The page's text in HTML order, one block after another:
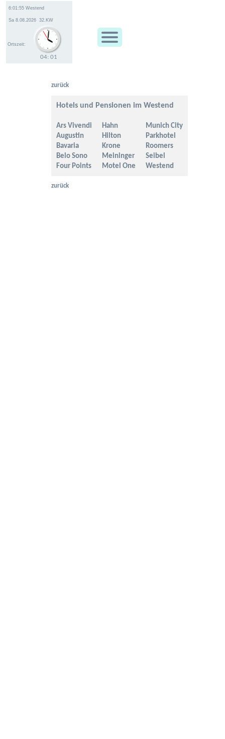
Ortszeit:
04: 01
zurück
Hotels und Pensionen im Westend
Ars Vivendi
Augustin
Bavaria
Belo Sono
Four Points
Hahn
Hilton
Krone
Meininger
Motel One
Munich City
Parkhotel
Roomers
Seibel
Westend
zurück